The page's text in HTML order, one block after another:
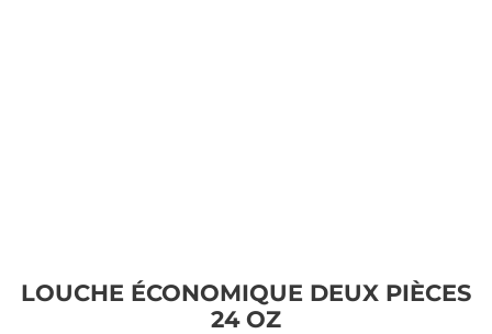
LOUCHE ÉCONOMIQUE DEUX PIÈCES
24 OZ